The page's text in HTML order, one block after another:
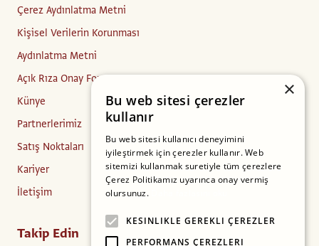
Çerez Aydınlatma Metni
Kişisel Verilerin Korunması
Aydınlatma Metni
Açık Rıza Onay Formu
Künye
Partnerlerimiz
Satış Noktaları
Kariyer
İletişim
Takip Edin
×
Bu web sitesi çerezler
kullanır
Bu web sitesi kullanıcı deneyimini
iyileştirmek için çerezler kullanır. Web
sitemizi kullanmak suretiyle tüm çerezlere
Çerez Politikamız uyarınca onay vermiş
olursunuz.
KESINLIKLE GEREKLI ÇEREZLER
PERFORMANS ÇEREZLERI